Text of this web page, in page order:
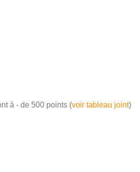
à - de 500 points (voir tableau joint)